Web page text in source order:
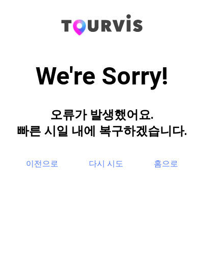
We're Sorry!
오류가 발생했어요.
빠른 시일 내에 복구하겠습니다.
이전으로 다시 시도 홈으로